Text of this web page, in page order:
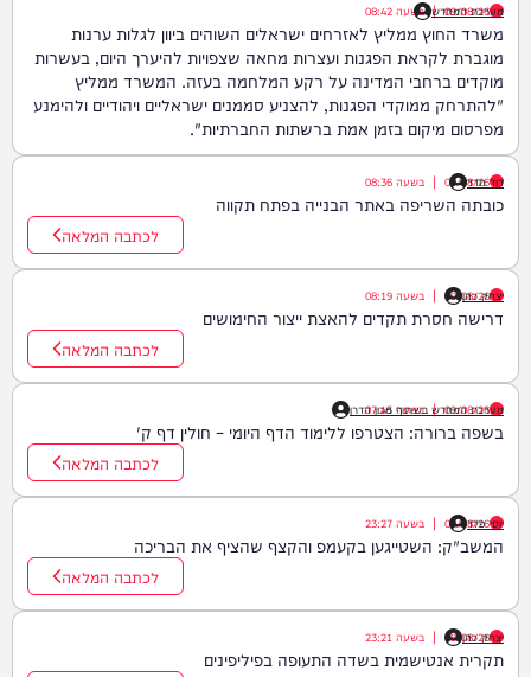
מערכת המחדש
09/08/26
| בשעה 08:42
משרד החוץ ממליץ לאזרחים ישראלים השוהים ביוון לגלות ערנות
מוגברת לקראת הפגנות ועצרות מחאה שצפויות להיערך היום, בעשרות
מוקדים ברחבי המדינה על רקע המלחמה בעזה. המשרד ממליץ
"להתרחק ממוקדי הפגנות, להצניע סממנים ישראליים ויהודיים ולהימנע
מפרסום מיקום בזמן אמת ברשתות החברתיות".
דוד חדד
09/08/26
| בשעה 08:36
כובתה השריפה באתר הבנייה בפתח תקווה
לכתבה המלאה
יצחק כהן
09/08/26
| בשעה 08:19
דרישה חסרת תקדים להאצת ייצור החימושים
לכתבה המלאה
מערכת המחדש בשיתוף מכון הדרן
09/08/26
| בשעה 07:45
בשפה ברורה: הצטרפו ללימוד הדף היומי – חולין דף ק'
לכתבה המלאה
יוסי פלד
08/08/26
| בשעה 23:27
המשב"ק: השטייגען בקעמפ והקצף שהציף את הבריכה
לכתבה המלאה
יצחק כהן
08/08/26
| בשעה 23:21
תקרית אנטישמית בשדה התעופה בפיליפינים